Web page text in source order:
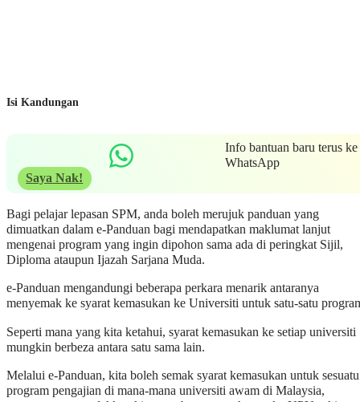
Isi Kandungan
Info bantuan baru terus ke
WhatsApp
Saya Nak!
Bagi pelajar lepasan SPM, anda boleh merujuk panduan yang
dimuatkan dalam e-Panduan bagi mendapatkan maklumat lanjut
mengenai program yang ingin dipohon sama ada di peringkat Sijil,
Diploma ataupun Ijazah Sarjana Muda.
e-Panduan mengandungi beberapa perkara menarik antaranya
menyemak ke syarat kemasukan ke Universiti untuk satu-satu
Seperti mana yang kita ketahui, syarat kemasukan ke setiap universiti
mungkin berbeza antara satu sama lain.
Melalui e-Panduan, kita boleh semak syarat kemasukan untuk sesuatu
program pengajian di mana-mana universiti awam di Malaysia,